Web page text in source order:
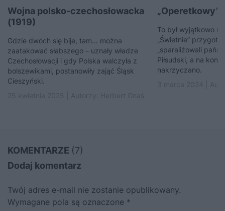
Wojna polsko-czechosłowacka
(1919)
Gdzie dwóch się bije, tam… można
zaatakować słabszego – uznały władze
Czechosłowacji i gdy Polska walczyła z
bolszewikami, postanowiły zająć Śląsk
Cieszyński.
„Operetkowy”
To był wyjątkowo
„Świetnie”
„sparaliżowali
Piłsudski, a na
nakrzyczano.
KOMENTARZE (7)
Dodaj komentarz
Twój adres e-mail nie zostanie opublikowany.
Wymagane pola są oznaczone *